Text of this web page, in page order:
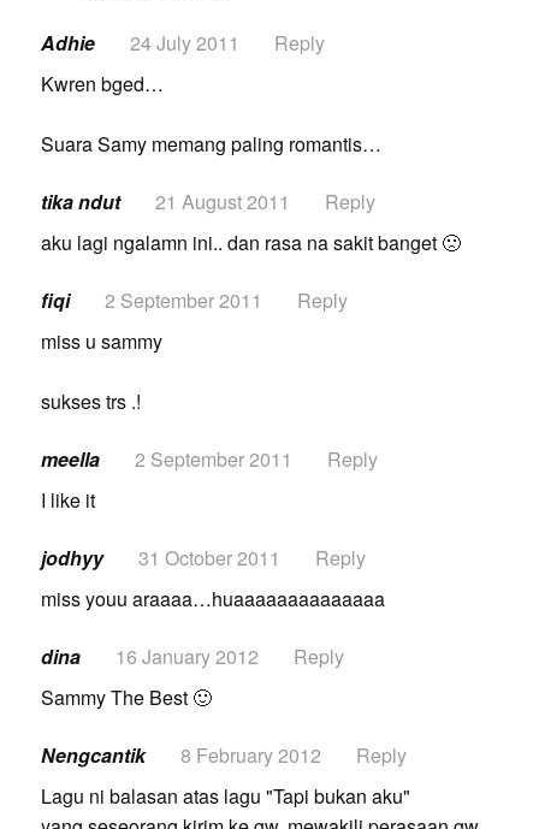
Adhie 24 July 2011
Reply
Kwren bged…
Suara Samy memang paling romantis…
tika ndut 21 August 2011
Reply
aku lagi ngalamn ini.. dan rasa na sakit banget 🙁
fiqi 2 September 2011
Reply
miss u sammy
sukses trs .!
meella 2 September 2011
Reply
I like it
jodhyy 31 October 2011
Reply
miss youu araaaa…huaaaaaaaaaaaaaa
dina 16 January 2012
Reply
Sammy The Best 🙂
Nengcantik 8 February 2012
Reply
Lagu ni balasan atas lagu "Tapi bukan aku"